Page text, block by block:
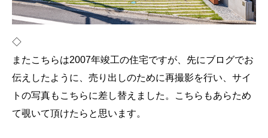
◇
またこちらは2007年竣工の住宅ですが、先にブログでお
伝えしたように、売り出しのために再撮影を行い、サイ
トの写真もこちらに差し替えました。こちらもあらため
て覗いて頂けたらと思います。